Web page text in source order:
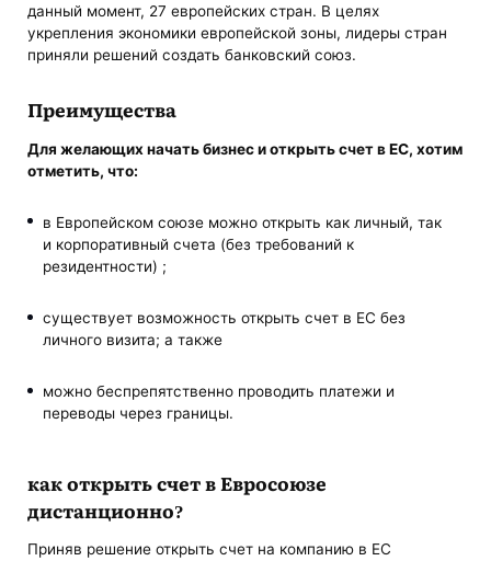
данный момент, 27 европейских стран. В целях
укрепления экономики европейской зоны, лидеры стран
приняли решений создать банковский союз.
Преимущества
Для желающих начать бизнес и открыть счет в ЕС, хотим
отметить, что:
в Европейском союзе можно открыть как личный, так
и корпоративный счета (без требований к
резидентности) ;
существует возможность открыть счет в ЕС без
личного визита; а также
можно беспрепятственно проводить платежи и
переводы через границы.
как открыть счет в Евросоюзе
дистанционно?
Приняв решение открыть счет на компанию в ЕС